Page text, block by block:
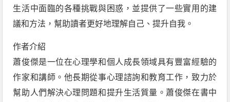
生活中面臨的各種挑戰與困惑，並提供了一些實用的建
議和方法，幫助讀者更好地理解自己、提升自我。
作者介紹
蕭俊傑是一位在心理學和個人成長領域具有豐富經驗的
作家和講師。他長期從事心理諮詢和教育工作，致力於
幫助人們解決心理問題和提升生活質量。蕭俊傑在書中